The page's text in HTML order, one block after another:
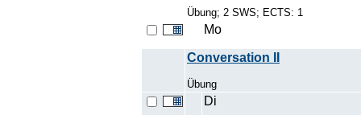
Übung; 2 SWS; ECTS: 1
Mo
Conversation II
Übung
Di